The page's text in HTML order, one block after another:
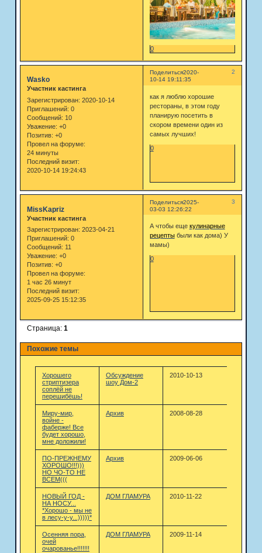
0
Поделиться 2
2020-
10-14 19:11:35
Wasko
Участник кастинга
Зарегистрирован: 2020-10-14
Приглашений: 0
Сообщений: 10
Уважение: +0
Позитив: +0
Провел на форуме:
24 минуты
Последний визит:
2020-10-14 19:24:43
как я люблю хорошие
рестораны, в этом году
планирую посетить в
скором времени один из
самых лучших!
0
Поделиться 3
2025-
03-03 12:26:22
MissKapriz
Участник кастинга
Зарегистрирован: 2023-04-21
Приглашений: 0
Сообщений: 11
Уважение: +0
Позитив: +0
Провел на форуме:
1 час 26 минут
Последний визит:
2025-09-25 15:12:35
А чтобы еще кулинарные
рецептыбыли как дома) У
мамы)
0
Страница: 1
Похожие темы
Хорошего
стриптизера
соплёй не
перешибёшь!
Обсуждение
шоу Дом-2
2010-10-13
Миру-мир,
войне -
фаберже! Все
будет хорошо,
мне доложили!
Архив 2008-08-28
ПО-ПРЕЖНЕМУ
ХОРОШО!!!)))
НО ЧО-ТО НЕ
ВСЕМ(((
Архив 2009-06-06
НОВЫЙ ГОД -
НА НОСУ...
*Хорошо - мы не
в лесу-у-у...)))))*
ДОМ ГЛАМУРА 2010-11-22
Осенняя пора,
очей
очарованье!!!!!!!
ДОМ ГЛАМУРА 2009-11-14